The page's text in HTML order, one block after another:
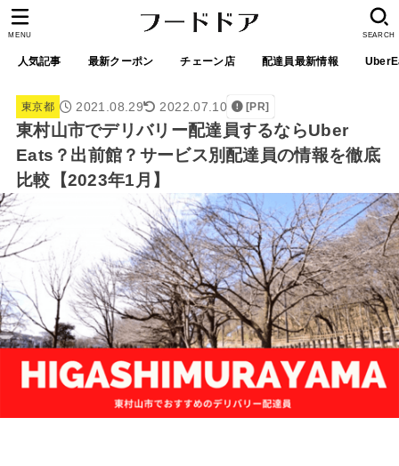
人気記事 最新クーポン チェーン店 配達員最新情報
SEARCH
MENU
東京都 2021.08.29 2022.07.10 [PR]
東村山市でデリバリー配達員するならUber
Eats？出前館？サービス別配達員の情報を徹底
比較【2023年1月】